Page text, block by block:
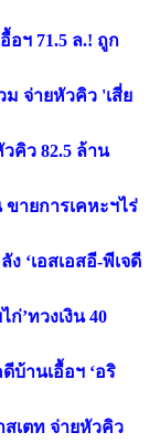
อฯ 71.5 ล.! ถูก
ม จ่ายหัวคิว 'เสี่ย
คิว 82.5 ล้าน
ายการเคหะฯไร่
‘เอสเอสอี-พีเจดี
’ทวงเงิน 40
บ้านเอื้อฯ ‘อริ
เตท จ่ายหัวคิว